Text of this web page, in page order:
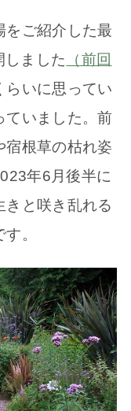
をご紹介した最
ました
（前回
らいに思ってい
ていました。前
宿根草の枯れ姿
年6月後半に
と咲き乱れる
。